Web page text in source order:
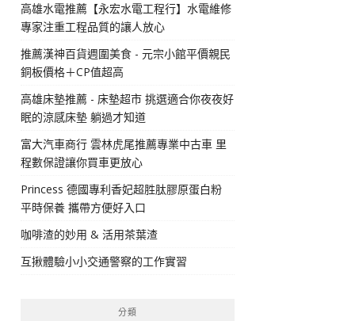
高雄水電推薦【永宏水電工程行】水電維修
專家注重工程品質的讓人放心
推薦漢神百貨週圍美食 - 元宗小館平價親民
銅板價格＋CP值超高
高雄床墊推薦 - 床墊超市 挑選適合你夜夜好
眠的涼感床墊 躺過才知道
富大汽車商行 雲林虎尾推薦專業中古車 里
程數保證讓你買車更放心
Princess 德國專利香妃超胜肽膠原蛋白粉
平時保養 攜帶方便好入口
咖啡渣的妙用 & 活用茶葉渣
互揪體驗小小交通警察的工作實習
分類